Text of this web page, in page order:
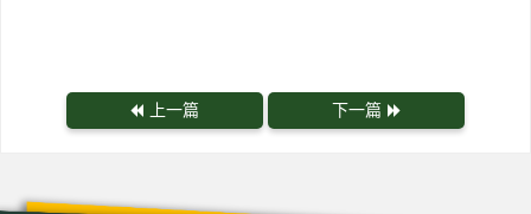
上一篇 下一篇